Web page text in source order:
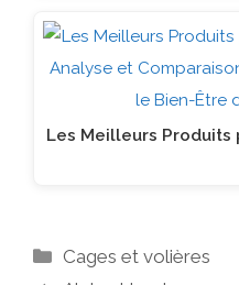
Les Meilleurs Produits
Catégories
Cages et volières